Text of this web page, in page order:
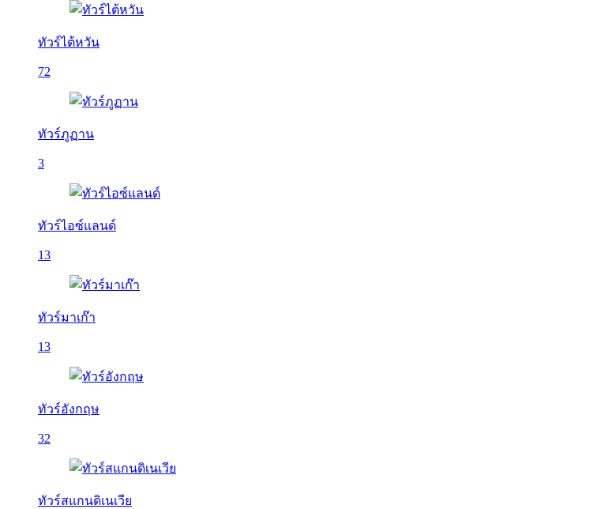
ทัวร์ไต้หวัน
72
ทัวร์ภูฏาน
3
ทัวร์ไอซ์แลนด์
13
ทัวร์มาเก๊า
13
ทัวร์อังกฤษ
32
ทัวร์สแกนดิเนเวีย